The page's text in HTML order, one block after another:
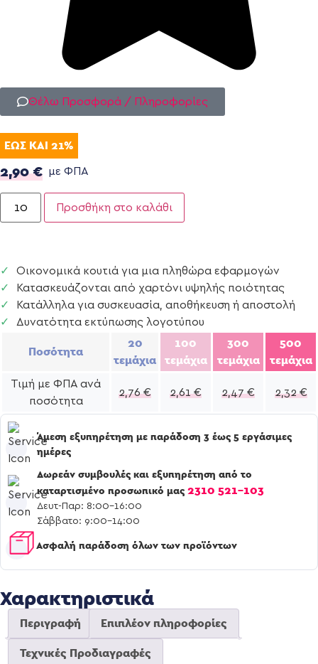
Θέλω Προσφορά / Πληροφορίες
ΕΩΣ ΚΑΙ 21%
2,90€ με ΦΠΑ
Προσθήκη στο καλάθι
Οικονομικά κουτιά για μια πληθώρα εφαρμογών
Κατασκευάζονται από χαρτόνι υψηλής ποιότητας
Κατάλληλα για συσκευασία, αποθήκευση ή αποστολή
Δυνατότητα εκτύπωσης λογοτύπου
Ποσότητα
20
τεμάχια
100
τεμάχια
300
τεμάχια
500
τεμάχια
Τιμή με ΦΠΑ ανά
ποσότητα
2,76€ 2,61€ 2,47€ 2,32€
Άμεση εξυπηρέτηση με παράδοση 3 έως 5 εργάσιμες
ημέρες
Δωρεάν συμβουλές και εξυπηρέτηση από το
καταρτισμένο προσωπικό μας 2310 521-103
Δευτ-Παρ: 8:00-16:00
Σάββατο: 9:00-14:00
Ασφαλή παράδοση όλων των προϊόντων
Χαρακτηριστικά
Περιγραφή
Επιπλέον πληροφορίες
Τεχνικές Προδιαγραφές